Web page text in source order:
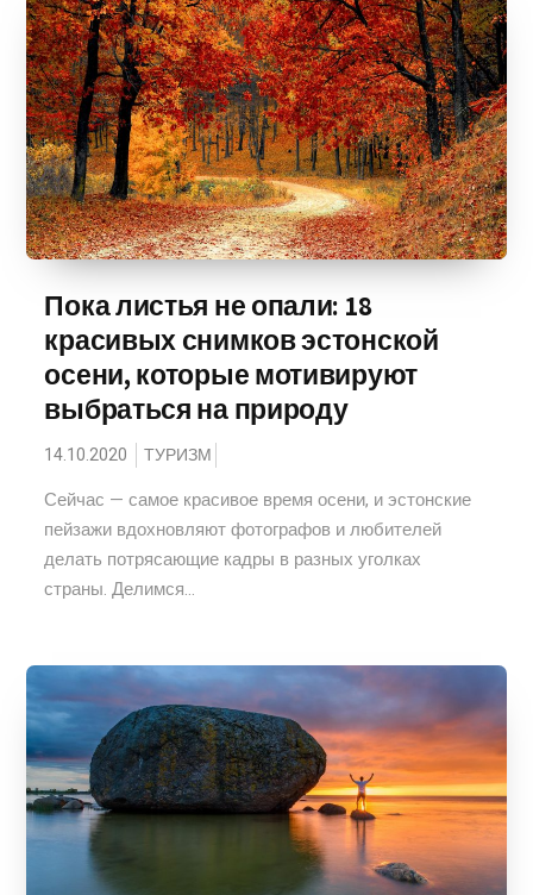
Пока листья не опали: 18
красивых снимков эстонской
осени, которые мотивируют
выбраться на природу
14.10.2020 ТУРИЗМ
Сейчас — самое красивое время осени, и эстонские
пейзажи вдохновляют фотографов и любителей
делать потрясающие кадры в разных уголках
страны. Делимся...